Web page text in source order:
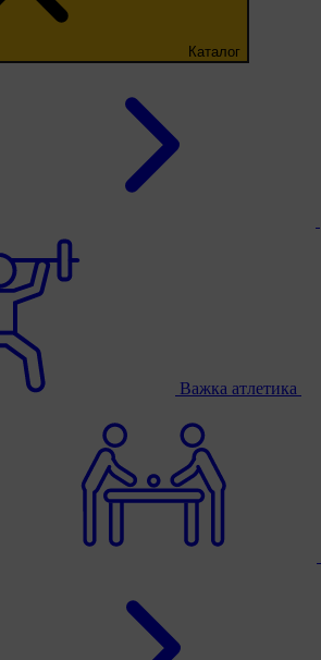
Каталог
Важка атлетика